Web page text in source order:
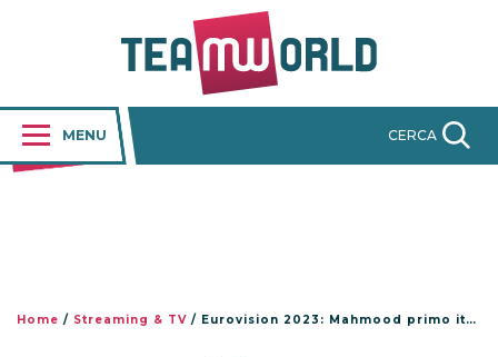
MENU CERCA
Home / Streaming & TV / Eurovision 2023: Mahmood primo italiano ospite alla finale